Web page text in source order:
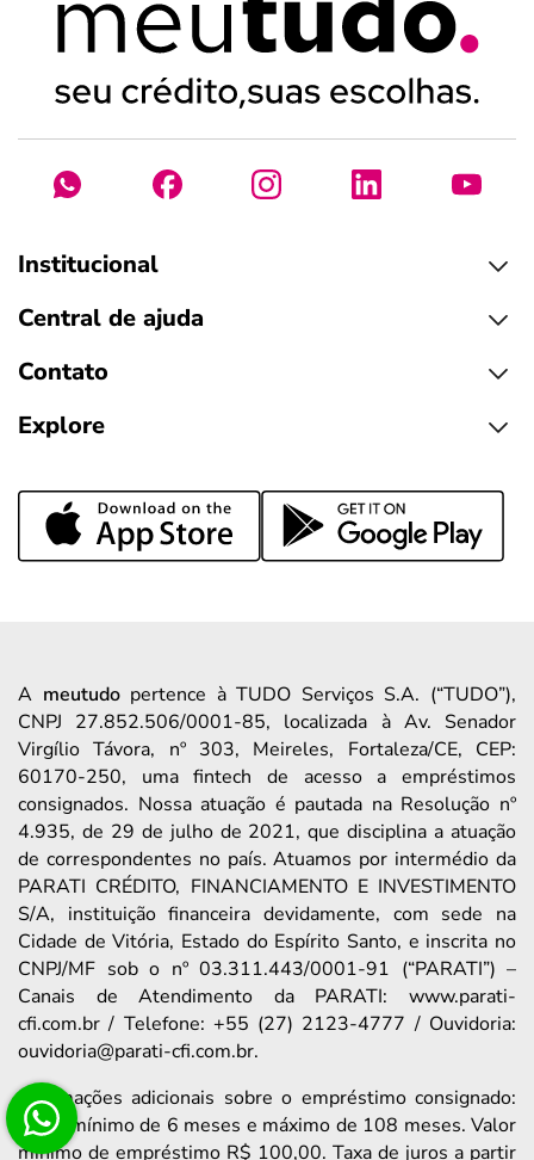
Institucional
Central de ajuda
Contato
Explore
A meutudopertence à TUDO Serviços S.A. (“TUDO”),
CNPJ 27.852.506/0001-85, localizada à Av. Senador
Virgílio Távora, nº 303, Meireles, Fortaleza/CE, CEP:
60170-250, uma fintech de acesso a empréstimos
consignados. Nossa atuação é pautada na Resolução nº
4.935, de 29 de julho de 2021, que disciplina a atuação
de correspondentes no país. Atuamos por intermédio da
PARATI CRÉDITO, FINANCIAMENTO E INVESTIMENTO
S/A, instituição financeira devidamente, com sede na
Cidade de Vitória, Estado do Espírito Santo, e inscrita no
CNPJ/MF sob o nº 03.311.443/0001-91 (“PARATI”) –
Canais de Atendimento da PARATI: www.parati-
cfi.com.br / Telefone: +55 (27) 2123-4777 / Ouvidoria:
ouvidoria@parati-cfi.com.br.
Informações adicionais sobre o empréstimo consignado:
prazo mínimo de 6 meses e máximo de 108 meses. Valor
mínimo de empréstimo R$ 100,00. Taxa de juros a partir